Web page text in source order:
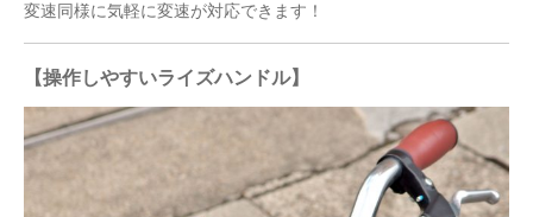
変速同様に気軽に変速が対応できます！
【操作しやすいライズハンドル】